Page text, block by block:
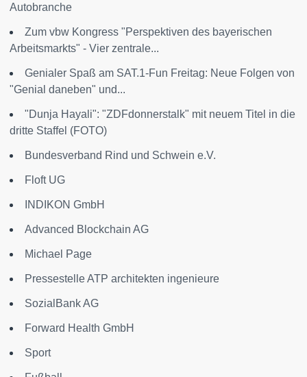
Autobranche
Zum vbw Kongress "Perspektiven des bayerischen
Arbeitsmarkts" - Vier zentrale...
Genialer Spaß am SAT.1-Fun Freitag: Neue Folgen von
"Genial daneben" und...
"Dunja Hayali": "ZDFdonnerstalk" mit neuem Titel in die
dritte Staffel (FOTO)
Bundesverband Rind und Schwein e.V.
Floft UG
INDIKON GmbH
Advanced Blockchain AG
Michael Page
Pressestelle ATP architekten ingenieure
SozialBank AG
Forward Health GmbH
Sport